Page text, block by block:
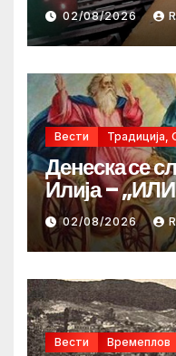
02/08/2026
Вести Традиција,
Денеска се
Илија –
02/08/2026
Вести Времеплов